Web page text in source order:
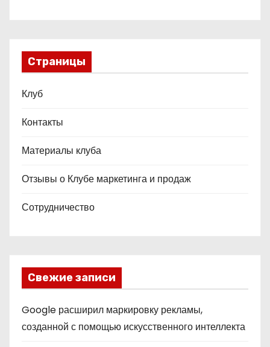
Страницы
Клуб
Контакты
Материалы клуба
Отзывы о Клубе маркетинга и продаж
Сотрудничество
Свежие записи
Google расширил маркировку рекламы,
созданной с помощью искусственного интеллекта